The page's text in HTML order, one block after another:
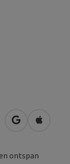
Openen in
ontspan